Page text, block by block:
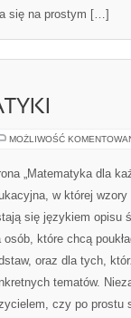
się na prostym […]
MOŻLIWOŚĆ
„Matematyka dla
w której
się językiem opisu
osób, które chcą
oraz dla tych,
tematów.
czy po prostu